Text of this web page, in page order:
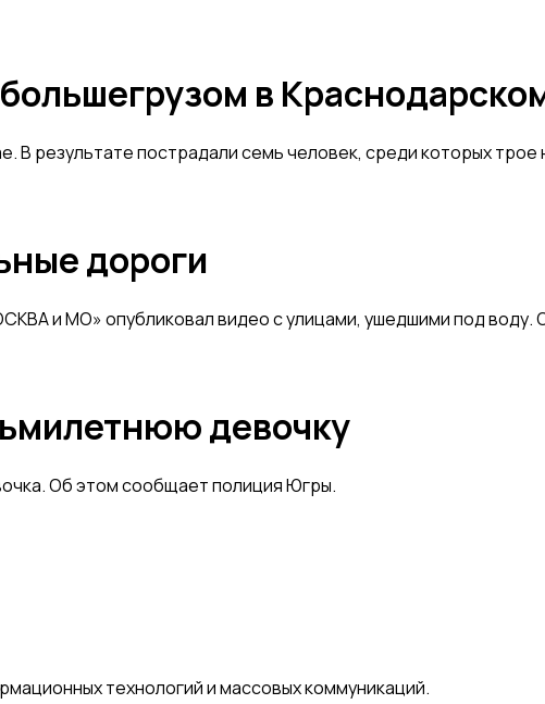
в
результате пострадали семь человек, среди которых
дороги
и МО» опубликовал видео с улицами, ушедшими под
девочку
Об этом сообщает полиция Югры.
технологий и массовых коммуникаций.